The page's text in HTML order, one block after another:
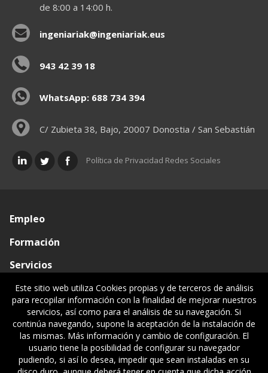
de 8:00 a 14:00 h.
ingeniariak@ingeniariak.eus
943 42 39 18
WhatsApp: 688 734 394
C/ Zubieta 38, Bajo, 20007 Donostia / San Sebastián
Política de Privacidad Redes Sociales
Empleo
Formación
Servicios
Conócenos
Visado de documentos
Ventanilla única
Políticas legales
Este sitio web utiliza Cookies propias y de terceros de análisis
para recopilar información con la finalidad de mejorar nuestros
servicios, así como para el análisis de su navegación. Si
continúa navegando, supone la aceptación de la instalación de
las mismas. Más información y cambio de configuración. El
usuario tiene la posibilidad de configurar su navegador
pudiendo, si así lo desea, impedir que sean instaladas en su